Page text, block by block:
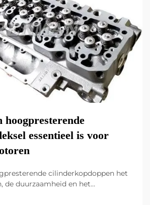
hoogpresterende
essentieel is voor
cilinderkopdoppen het
de duurzaamheid en het